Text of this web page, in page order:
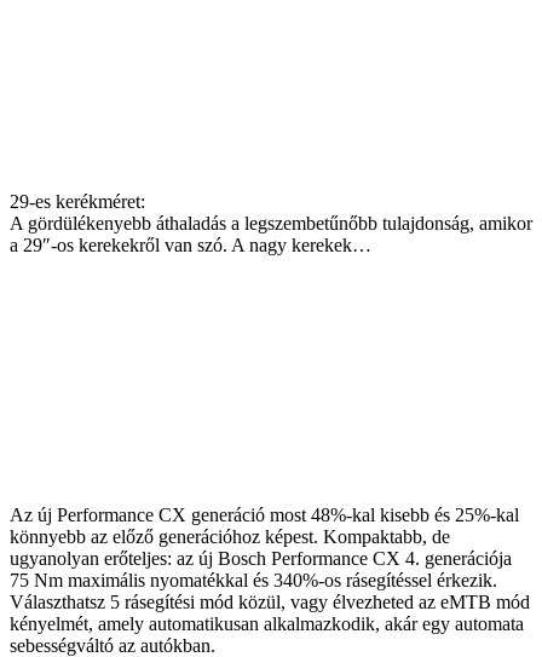
29-es kerékméret:
A gördülékenyebb áthaladás a legszembetűnőbb tulajdonság, amikor
a 29″-os kerekekről van szó. A nagy kerekek…
Az új Performance CX generáció most 48%-kal kisebb és 25%-kal
könnyebb az előző generációhoz képest. Kompaktabb, de
ugyanolyan erőteljes: az új Bosch Performance CX 4. generációja
75 Nm maximális nyomatékkal és 340%-os rásegítéssel érkezik.
Választhatsz 5 rásegítési mód közül, vagy élvezheted az eMTB mód
kényelmét, amely automatikusan alkalmazkodik, akár egy automata
sebességváltó az autókban.